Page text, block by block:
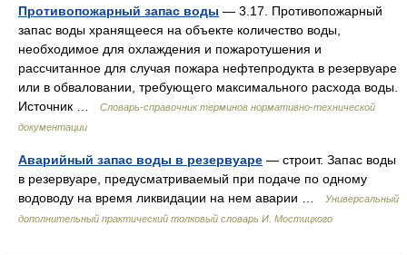
Противопожарный запас воды — 3.17. Противопожарный
запас воды хранящееся на объекте количество воды,
необходимое для охлаждения и пожаротушения и
рассчитанное для случая пожара нефтепродукта в резервуаре
или в обваловании, требующего максимального расхода воды.
Источник …
Словарь-справочник терминов нормативно-технической
документации
Аварийный запас воды в резервуаре — строит. Запас воды
в резервуаре, предусматриваемый при подаче по одному
водоводу на время ликвидации на нем аварии …
Универсальный
дополнительный практический толковый словарь И. Мостицкого